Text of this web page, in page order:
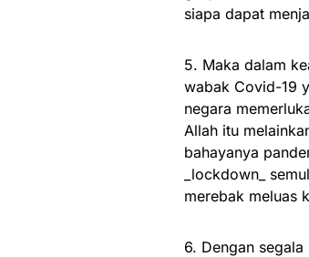
siapa dapat
5. Maka dalam
wabak Covid-19
negara
Allah itu
bahayanya
_lockdown_
merebak meluas
6. Dengan